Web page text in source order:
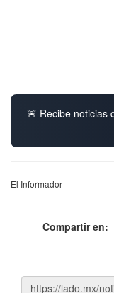
🚨 Recibe noticias
El Informador
Compartir en: